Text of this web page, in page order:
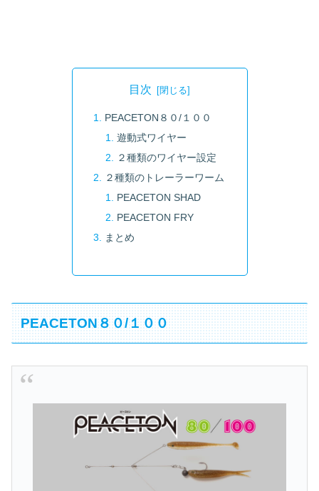
目次
PEACETON８０/１００
遊動式ワイヤー
２種類のワイヤー設定
２種類のトレーラーワーム
PEACETON SHAD
PEACETON FRY
まとめ
PEACETON８０/１００